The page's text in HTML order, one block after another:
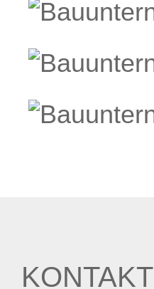
KONTAKT